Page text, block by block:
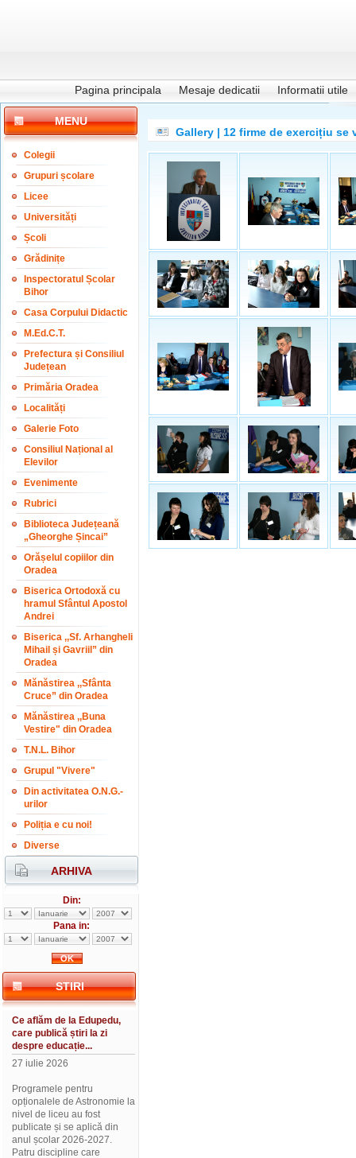
Pagina principala Mesaje dedicatii Informatii utile
MENU
Colegii
Grupuri școlare
Licee
Universități
Școli
Grădinițe
Inspectoratul Școlar
Bihor
Casa Corpului Didactic
M.Ed.C.T.
Prefectura și Consiliul
Județean
Primăria Oradea
Localități
Galerie Foto
Consiliul Național al
Elevilor
Evenimente
Rubrici
Biblioteca Județeană
„Gheorghe Șincai”
Orășelul copiilor din
Oradea
Biserica Ortodoxă cu
hramul Sfântul Apostol
Andrei
Biserica ,,Sf. Arhangheli
Mihail și Gavriil” din
Oradea
Mănăstirea ,,Sfânta
Cruce” din Oradea
Mănăstirea ,,Buna
Vestire" din Oradea
T.N.L. Bihor
Grupul "Vivere"
Din activitatea O.N.G.-
urilor
Poliția e cu noi!
Diverse
ARHIVA
Din:
Pana in:
STIRI
Ce aflăm de la Edupedu,
care publică știri la zi
despre educație...
27 iulie 2026
Programele pentru
opționalele de Astronomie la
nivel de liceu au fost
publicate și se aplică din
anul școlar 2026-2027.
Patru discipline care
Gallery | 12 firme de exercițiu se